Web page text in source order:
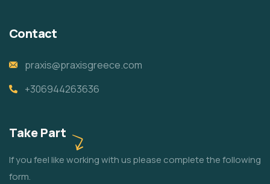
Contact
praxis@praxisgreece.com
+306944263636
Take Part
If you feel like working with us please complete the following
form.